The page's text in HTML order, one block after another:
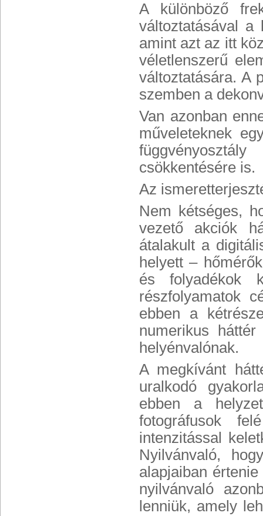
A különböző
változtatásával a
amint azt az itt
véletlenszerű
változtatására. A
szemben a
Van azonban
műveleteknek
csökkentésére is.
Az
Nem kétséges,
vezető akciók
átalakult a
helyett –
és folyadékok
részfolyamatok
ebben a
numerikus
helyénvalónak.
A megkívánt
uralkodó
ebben a
fotográfusok
intenzitással
Nyilvánvaló,
alapjaiban
nyilvánvaló
lenniük, amely